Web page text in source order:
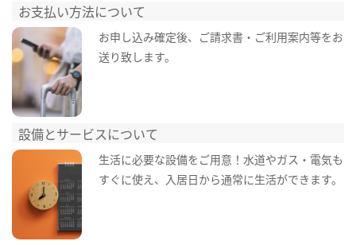
お支払い方法について
お申し込み確定後、ご請求書・ご利用案内等をお
送り致します。
設備とサービスについて
生活に必要な設備をご用意！水道やガス・電気も
すぐに使え、入居日から通常に生活ができます。